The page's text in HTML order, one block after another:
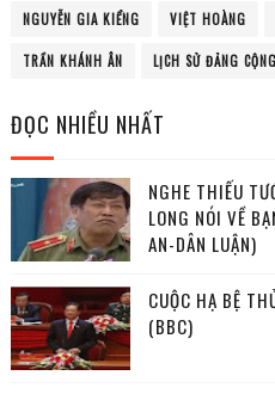
NGUYỄN GIA KIỂNG VIỆT HOÀNG
TRẦN KHÁNH ÂN LỊCH SỬ ĐẢNG
ĐỌC NHIỀU NHẤT
NGHE THIẾU
LONG NÓI VỀ
AN-DÂN LUẬN)
CUỘC HẠ BỆ
(BBC)